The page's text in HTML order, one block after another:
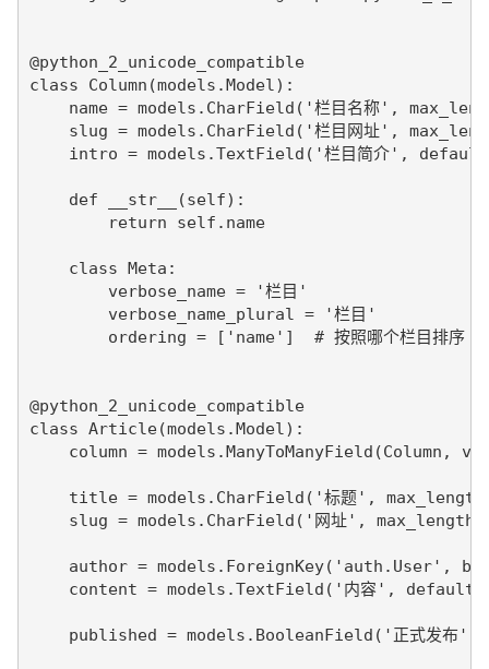
@python_2_unicode_compatible
class Column(models.Model):
name = models.CharField('栏目名称',
slug = models.CharField('栏目网址',
intro = models.TextField('栏目简介',
def __str__(self):
return self.name
class Meta:
verbose_name = '栏目'
verbose_name_plural = '栏目'
ordering = ['name']  # 按照哪个栏目排序
@python_2_unicode_compatible
class Article(models.Model):
column = models.ManyToManyField(Column,
title = models.CharField('标题',
slug = models.CharField('网址',
author = models.ForeignKey('auth.User',
content = models.TextField('内容',
published = models.BooleanField('正式发布',